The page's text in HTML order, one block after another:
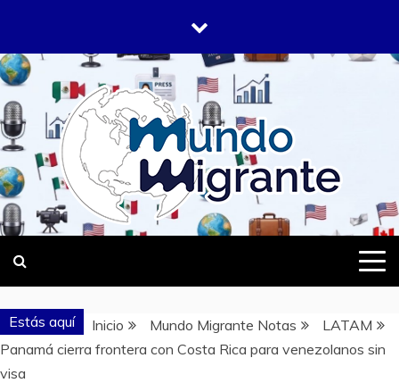
contenido
MUNDO
MIGRANTE
DONDE TODOS SOMOS MIGRANTES
Estás aquí Inicio Mundo Migrante Notas
LATAM
Panamá cierra frontera con Costa Rica para venezolanos sin
visa